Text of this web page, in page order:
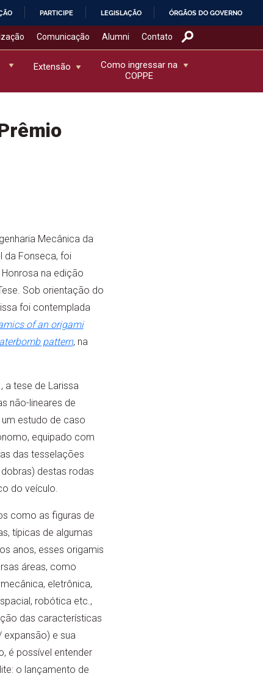
PARTICIPE LEGISLAÇÃO ÓRGÃOS DO GOVERNO
Comunicação Alumni Contato
Extensão
Como ingressar na
COPPE
Mecânica da
da Fonseca, foi
na edição
Sob orientação do
foi contemplada
of an origami
pattern, na
a tese de Larissa
não-lineares de
estudo de caso
equipado com
das tesselações
destas rodas
do veículo.
como as figuras de
típicas de algumas
anos, esses origamis
áreas, como
eletrônica,
robótica etc.,
das características
e sua
é possível entender
o lançamento de